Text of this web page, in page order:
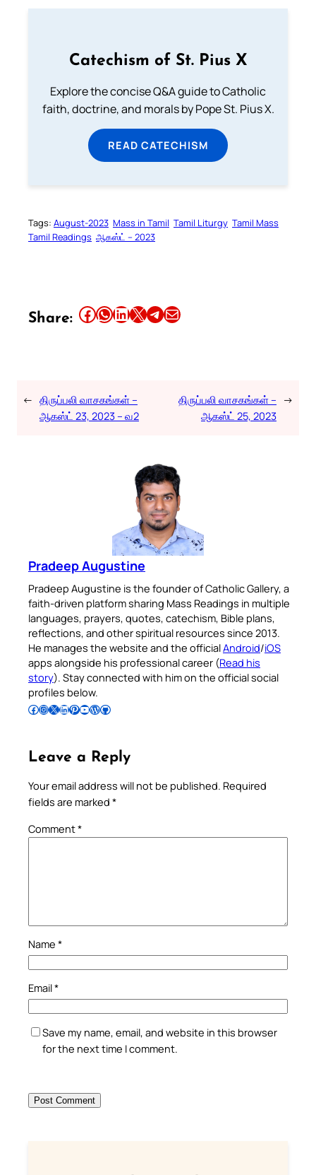
Catechism of St. Pius X
Explore the concise Q&A guide to Catholic
faith, doctrine, and morals by Pope St. Pius X.
READ CATECHISM
Tags: August-2023 Mass in Tamil Tamil Liturgy Tamil Mass
Tamil Readings ஆகஸ்ட் – 2023
Share: Share this article on Facebook Share this article on WhatsApp Share this article on LinkedIn Share this article on X Share this article on TelegramEmail this Article
← திருப்பலி வாசகங்கள் –
ஆகஸ்ட் 23, 2023 – வ2
திருப்பலி வாசகங்கள் –
ஆகஸ்ட் 25, 2023
→
Pradeep Augustine
Pradeep Augustine is the founder of Catholic Gallery, a
faith-driven platform sharing Mass Readings in multiple
languages, prayers, quotes, catechism, Bible plans,
reflections, and other spiritual resources since 2013.
He manages the website and the officialAndroid/iOS
apps alongside his professional career (Read his
story). Stay connected with him on the official social
profiles below.
Follow Pradeep on Facebook Follow Pradeep on InstagramFollow Pradeep on X Follow Pradeep on LinkedIn Follow Pradeep on Pinterest Subscribe to Pradeep’s Youtube Channel Follow Pradeep on WordPress Follow Pradeep on GitHub
Leave a Reply
Your email address will not be published. Required
fields are marked *
Comment*
Name *
Email*
Save my name, email, and website in this browser
for the next time I comment.